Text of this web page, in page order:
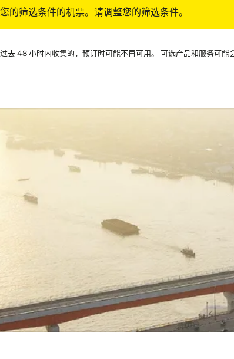
的筛选条件的机票。请调整您的筛选条件。
去 48 小时内收集的，预订时可能不再可用。 可选产品和服务可能